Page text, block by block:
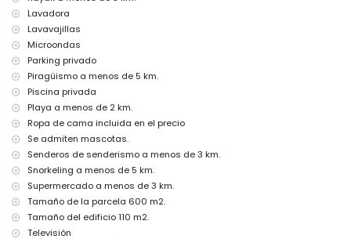
tenis (a menos de 1000 metros de la villa)
golf (San Jaime), senderismo, ciclismo, piragüismo, kayak, buceo,
esnórquel, windsurf y esquí acuático (a menos de 5 kilómetros de la
villa)
montar a caballo y escalada (a menos de 10 kilómetros de la villa)
Lavadora
Lavavajillas
Microondas
Parking privado
Piragüismo a menos de 5 km.
Piscina privada
Playa a menos de 2 km.
Ropa de cama incluida en el precio
Se admiten mascotas.
Senderos de senderismo a menos de 3 km.
Snorkeling a menos de 5 km.
Supermercado a menos de 3 km.
Tamaño de la parcela 600 m2.
Tamaño del edificio 110 m2.
Televisión